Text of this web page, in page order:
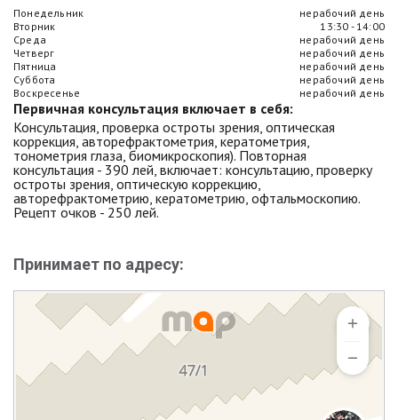
Понедельник
Вторник
Среда
Четверг
Пятница
Суббота
Воскресенье
нерабочий день
13:30 - 14:00
нерабочий день
нерабочий день
нерабочий день
нерабочий день
нерабочий день
Первичная консультация включает в себя:
Консультация, проверка остроты зрения, оптическая
коррекция, авторефрактометрия, кератометрия,
тонометрия глаза, биомикроскопия). Повторная
консультация - 390 лей, включает: консультацию, проверку
остроты зрения, оптическую коррекцию,
авторефрактометрию, кератометрию, офтальмоскопию.
Рецепт очков - 250 лей.
Принимает по адресу: